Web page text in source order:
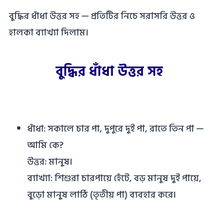
বুদ্ধির ধাঁধা উত্তর সহ — প্রতিটির নিচে সরাসরি উত্তর ও
হালকা ব্যাখ্যা দিলাম।
বুদ্ধির ধাঁধা উত্তর সহ
ধাঁধা: সকালে চার পা, দুপুরে দুই পা, রাতে তিন পা —
আমি কে?
উত্তর: মানুষ।
ব্যাখ্যা: শিশুরা চারপায়ে হেঁটে, বড় মানুষ দুই পায়ে,
বুড়ো মানুষ লাঠি (তৃতীয় পা) ব্যবহার করে।